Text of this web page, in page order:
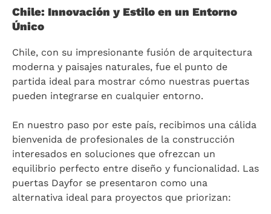
Chile: Innovación y Estilo en un Entorno
Único
Chile, con su impresionante fusión de arquitectura
moderna y paisajes naturales, fue el punto de
partida ideal para mostrar cómo nuestras puertas
pueden integrarse en cualquier entorno.
En nuestro paso por este país, recibimos una cálida
bienvenida de profesionales de la construcción
interesados en soluciones que ofrezcan un
equilibrio perfecto entre diseño y funcionalidad. Las
puertas Dayfor se presentaron como una
alternativa ideal para proyectos que priorizan: